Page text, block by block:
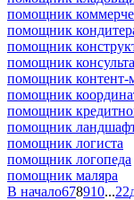
помощник
помощник
помощник
помощник
помощник контент-
помощник
помощник
помощник
помощник логиста
помощник логопеда
помощник маляра
В начало678910...22